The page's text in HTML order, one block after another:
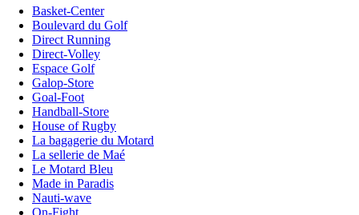
Basket-Center
Boulevard du Golf
Direct Running
Direct-Volley
Espace Golf
Galop-Store
Goal-Foot
Handball-Store
House of Rugby
La bagagerie du Motard
La sellerie de Maé
Le Motard Bleu
Made in Paradis
Nauti-wave
On-Fight